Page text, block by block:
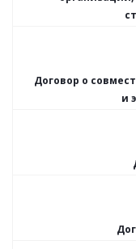
Договор о
и